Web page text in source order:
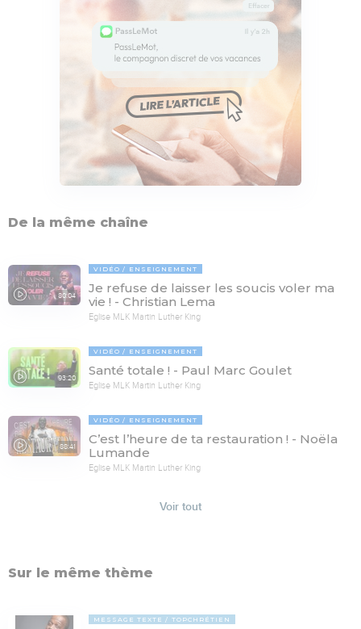
De la même chaîne
80:04
VIDÉO ENSEIGNEMENT
Je refuse de laisser les soucis voler ma
vie ! - Christian Lema
Eglise MLK Martin Luther King
93:20
VIDÉO ENSEIGNEMENT
Santé totale ! - Paul Marc Goulet
Eglise MLK Martin Luther King
88:41
VIDÉO ENSEIGNEMENT
C’est l’heure de ta restauration ! - Noëla
Lumande
Eglise MLK Martin Luther King
Voir tout
Sur le même thème
MESSAGE TEXTE TOPCHRÉTIEN